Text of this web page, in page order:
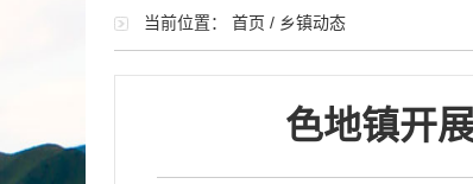
当前位置： 首页 / 乡镇动态
色地镇开